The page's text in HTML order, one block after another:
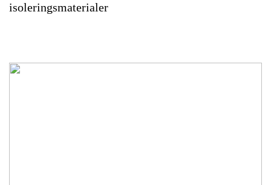
isoleringsmaterialer